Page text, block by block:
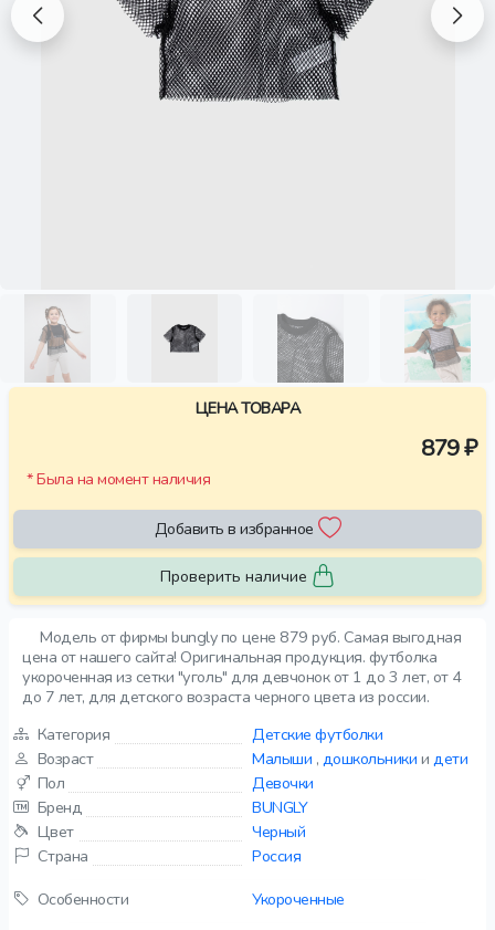
Модель от фирмы bungly по цене 879 руб. Самая выгодная
цена от нашего сайта! Оригинальная продукция. футболка
укороченная из сетки "уголь" для девчонок от 1 до 3 лет, от 4
до 7 лет, для детского возраста черного цвета из россии.
Категория
Детские футболки
Возраст
Малыши , дошкольники и дети
Пол
Девочки
Бренд
BUNGLY
Цвет
Черный
Страна
Россия
Особенности
Укороченные
ЦЕНА ТОВАРА
879 ₽
* Была на момент наличия
Добавить в избранное
Проверить наличие